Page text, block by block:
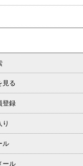
見る
登録
り
ル
ール